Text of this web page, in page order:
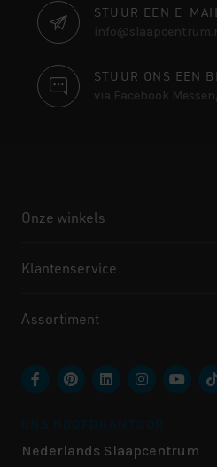
STUUR EEN E-MAIL
STUUR ONS EEN
via Facebook
Onze winkels
Klantenservice
Assortiment
Nederlands Slaapcentrum